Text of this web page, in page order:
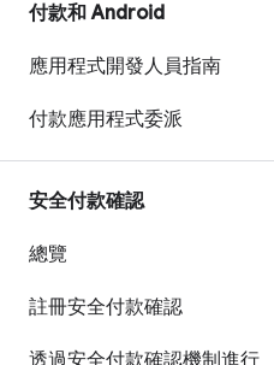
付款和 Android
應用程式開發人員指南
付款應用程式委派
安全付款確認
總覽
註冊安全付款確認
透過安全付款確認機制進行